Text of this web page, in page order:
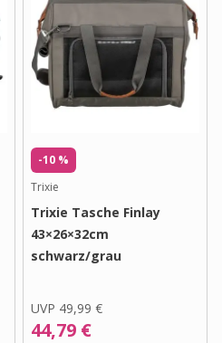
-10 %
Trixie
Trixie Tasche Finlay
43×26×32cm
schwarz/grau
UVP 49,99 €
44,79 €